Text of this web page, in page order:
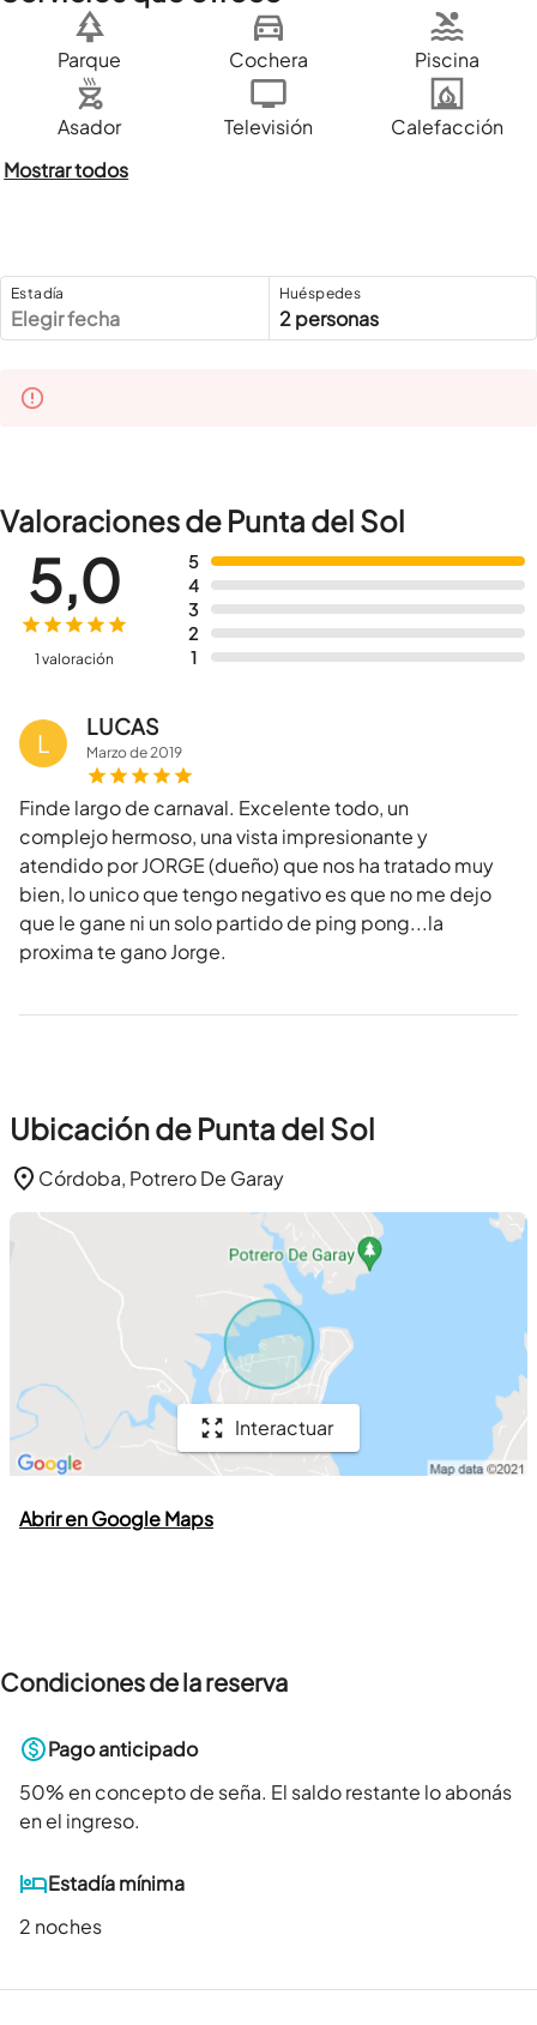
Parque Cochera Piscina
Asador Televisión
Calefacción
Mostrar todos
Estadía
Elegir fecha
Huéspedes
2 personas
Valoraciones de Punta del Sol
5
4
3
2
1
5,0
1 valoración
L
LUCAS
Marzode2019
Finde largo de carnaval. Excelente todo, un
complejo hermoso, una vista impresionante y
atendido por JORGE (dueño) que nos ha tratado muy
bien, lo unico que tengo negativo es que no me dejo
que le gane ni un solo partido de ping pong...la
proxima te gano Jorge.
Ubicación de Punta del Sol
Córdoba, Potrero De Garay
Interactuar
Abrir en Google Maps
Condiciones de la reserva
Pago anticipado
50% en concepto de seña. El saldo restante lo abonás
en el ingreso.
Estadía mínima
2 noches